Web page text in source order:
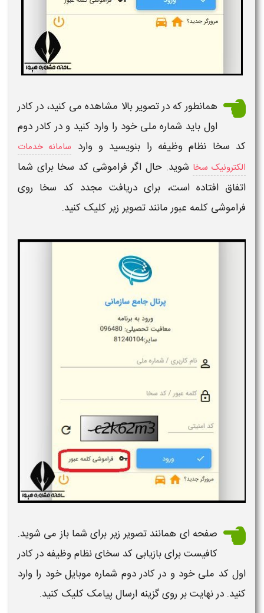
همانطور که در تصویر بالا مشاهده می کنید، در کادر
اول باید شماره ملی خود را وارد کنید و در کادر دوم
کد سخا نظام وظیفه را بنویسید و وارد سامانه خدمات
الکترونیک سخا شوید. حال اگر فراموشی کد سخا برای شما
اتفاق افتاده است، برای دریافت مجدد کد سخا روی
فراموشی کلمه عبور مانند تصویر زیر کلیک کنید.
صفحه ای همانند تصویر زیر برای شما باز می شوید.
کافیست برایبازیابی کد سخای نظام وظیفه در کادر
اول کد ملی خود و در کادر دوم شماره موبایل خود را وارد
کنید. در نهایت بر روی گزینه ارسال پیامک کلیک کنید.